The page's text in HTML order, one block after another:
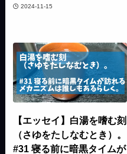
2024-11-15
【エッセイ】白湯を嗜む刻
（さゆをたしなむとき）。
#31 寝る前に暗黒タイムが